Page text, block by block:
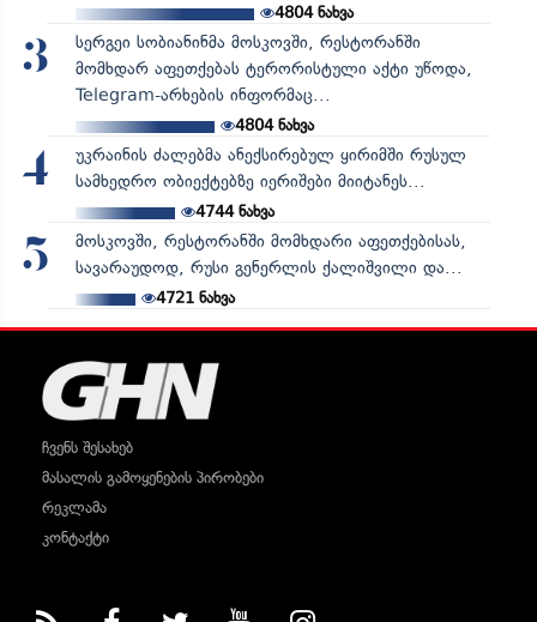
4804ნახვა
3
სერგეი სობიანინმა მოსკოვში, რესტორანში
მომხდარ აფეთქებას ტერორისტული აქტი უწოდა,
Telegram-არხების ინფორმაც...
4804ნახვა
4
უკრაინის ძალებმა ანექსირებულ ყირიმში რუსულ
სამხედრო ობიექტებზე იერიშები მიიტანეს...
4744ნახვა
5
მოსკოვში, რესტორანში მომხდარი აფეთქებისას,
სავარაუდოდ, რუსი გენერლის ქალიშვილი და...
4721ნახვა
ჩვენს შესახებ
მასალის გამოყენების პირობები
რეკლამა
კონტაქტი